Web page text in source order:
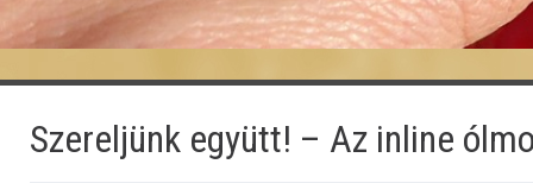
Szereljünk együtt! – Az inline